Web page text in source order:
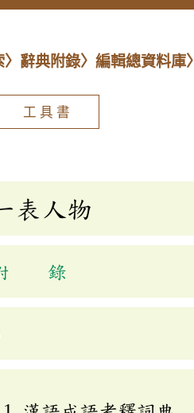
辭典附錄〉編輯總資料庫〉
工 具 書
表人物
錄